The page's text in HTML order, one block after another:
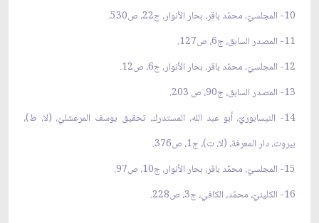
10- المجلسيّ، محمّد باقر، بحار الأنوار، ج22، ص530.
11- المصدر السابق، ج6، ص127.
12- المجلسيّ، محمّد باقر، بحار الأنوار، ج6، ص12.
13- المصدر السابق، ج90، ص 203.
14- النيسابوريّ، أبو عبد الله، المستدرك، تحقيق يوسف المرعشليّ، (لا، ط)،
بيروت، دار المعرفة، (لا، ت)، ج1، ص376.
15- المجلسيّ، محمّد باقر، بحار الأنوار، ج10، ص97.
16- الكلينيّ، محمّد، الكافي، ج3، ص228.